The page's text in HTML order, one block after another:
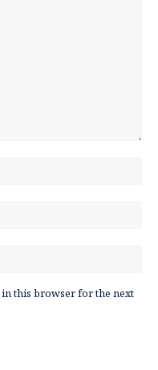
in this browser for the next